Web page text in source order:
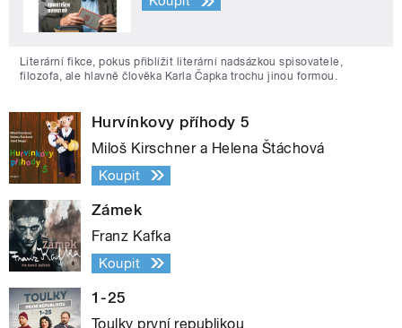
Literární fikce, pokus přiblížit literární nadsázkou spisovatele,
filozofa, ale hlavně člověka Karla Čapka trochu jinou formou.
Hurvínkovy příhody 5
Miloš Kirschner a Helena Štáchová
Koupit
Zámek
Franz Kafka
Koupit
1-25
Toulky první republikou